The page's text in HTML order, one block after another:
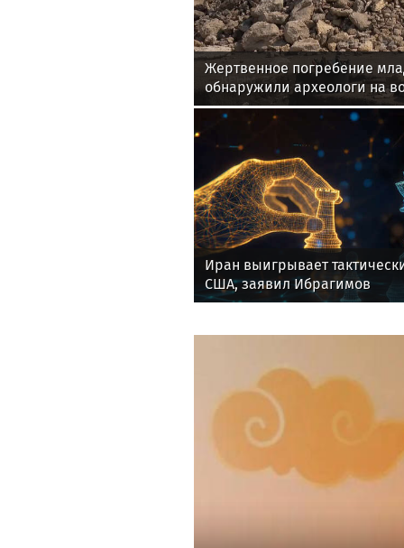
Жертвенное погребение
обнаружили археологи на
Учёные обнаружили
алтарным столом,
северной стены храма
Захоронение,
Иран выигрывает
США, заявил Ибрагимов